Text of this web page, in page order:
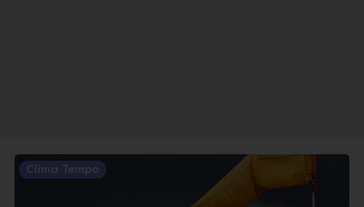
Clima Tempo